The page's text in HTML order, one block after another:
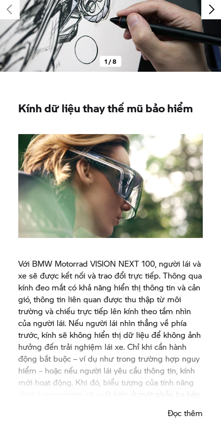
1 / 8
Kính dữ liệu thay thế mũ bảo hiểm
Với BMW Motorrad VISION NEXT 100, người lái và
xe sẽ được kết nối và trao đổi trực tiếp. Thông qua
kính đeo mắt có khả năng hiển thị thông tin và cản
gió, thông tin liên quan được thu thập từ môi
trường và chiếu trực tiếp lên kính theo tầm nhìn
của người lái. Nếu người lái nhìn thẳng về phía
trước, kính sẽ không hiển thị dữ liệu để không ảnh
hưởng đến trải nghiệm lái xe. Chỉ khi cần hành
động bắt buộc – ví dụ như trong trường hợp nguy
hiểm – hoặc nếu người lái yêu cầu thông tin, kính
mới hoạt động. Khi đó, biểu tượng của tính năng
digital companion sẽ xuất hiện ở một phần ba bên
trong buồng lái máy bay. Hiển thị góc nghiêng
Đọc thêm